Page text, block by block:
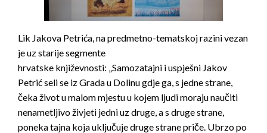
Lik Jakova Petrića, na predmetno-tematskoj razini vezan
je uz starije segmente
hrvatske književnosti: „Samozatajni i uspješni Jakov
Petrić seli se iz Grada u Dolinu gdje ga, s jedne strane,
čeka život u malom mjestu u kojem ljudi moraju naučiti
nenametljivo živjeti jedni uz druge, a s druge strane,
poneka tajna koja uključuje druge strane priče. Ubrzo po